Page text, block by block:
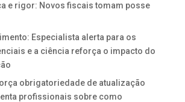
e rigor: Novos fiscais tomam posse
Especialista alerta para os
e a ciência reforça o impacto do
obrigatoriedade de atualização
profissionais sobre como